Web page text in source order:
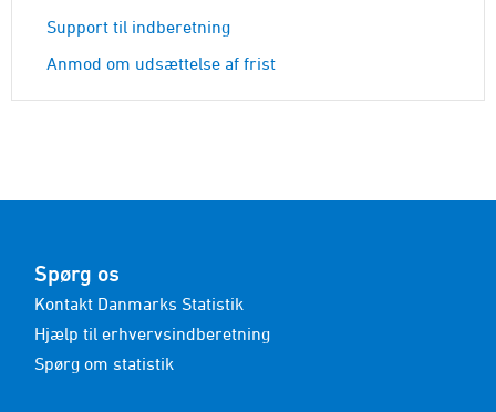
Support til indberetning
Anmod om udsættelse af frist
Spørg os
Kontakt Danmarks Statistik
Hjælp til erhvervsindberetning
Spørg om statistik